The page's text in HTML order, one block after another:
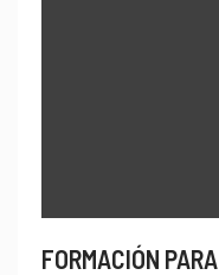
FORMACIÓN